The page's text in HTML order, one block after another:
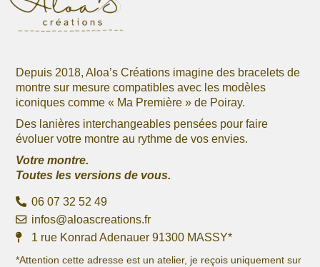
page
Depuis 2018, Aloa’s Créations imagine des bracelets de
montre sur mesure compatibles avec les modèles
iconiques comme « Ma Première » de Poiray.
Des lanières interchangeables pensées pour faire
évoluer votre montre au rythme de vos envies.
Votre montre.
Toutes les versions de vous.
06 07 32 52 49
infos@aloascreations.fr
1 rue Konrad Adenauer 91300 MASSY*
*Attention cette adresse est un atelier, je reçois uniquement sur